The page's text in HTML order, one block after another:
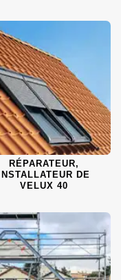
RÉPARATEUR,
INSTALLATEUR DE
VELUX 40